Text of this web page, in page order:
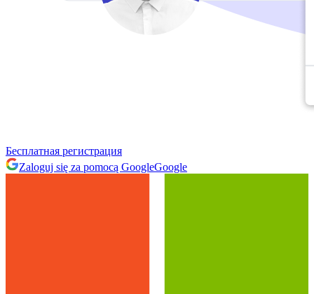
Бесплатная регистрация
Zaloguj się za pomocą GoogleGoogle